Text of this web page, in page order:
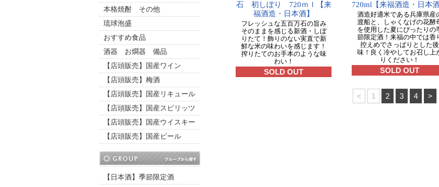
本格焼酎 その他
琉球泡盛
おすすめ食品
酒器 お燗器 備品
【店頭販売】国産ワイン
【店頭販売】梅酒
【店頭販売】国産リキュール
【店頭販売】国産スピリッツ
【店頭販売】国産ウイスキー
【店頭販売】国産ビール
【日本酒】季節限定酒
石 初しぼり 720ｍｌ【来
福酒造・日本酒】
フレッシュな五百万石の旨み
そのままを感じる新酒・しぼ
りたて！飾りのない実直で新
鮮な米の味わいを感じます！
搾りたてのお手本のような味
わい！
SOLD OUT
720ml【来福酒造・日本酒
酒造好適米である兵庫県産
渡船と、しゃくなげの花酵
を使用した夏にぴったりの
節限定酒！来福の中では香
控えめでさっぱりとした後
味！良く冷やしてお召し上
りください！
SOLD OUT
< 1 2 3 4 >